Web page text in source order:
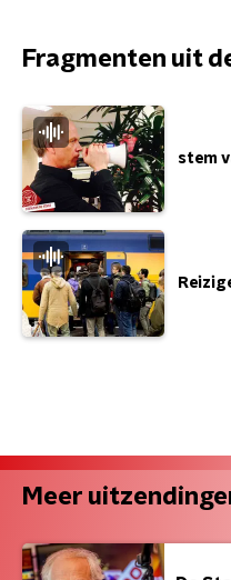
Fragmenten uit
stem
Meer